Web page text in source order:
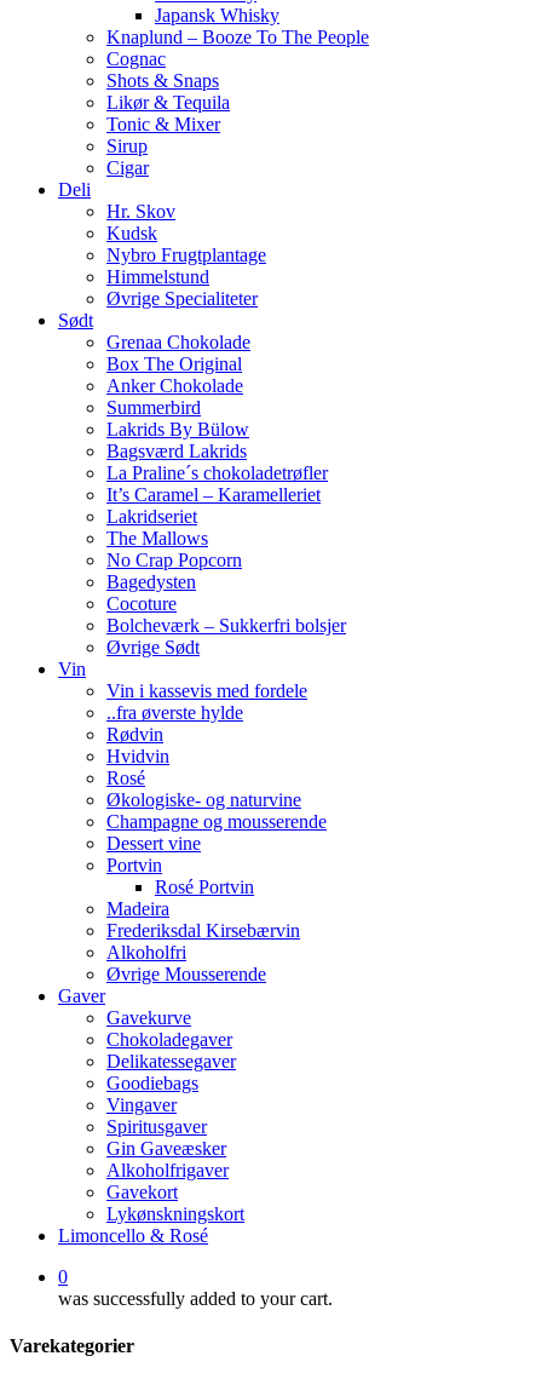
Japansk Whisky
Knaplund – Booze To The People
Cognac
Shots & Snaps
Likør & Tequila
Tonic & Mixer
Sirup
Cigar
Deli
Hr. Skov
Kudsk
Nybro Frugtplantage
Himmelstund
Øvrige Specialiteter
Sødt
Grenaa Chokolade
Box The Original
Anker Chokolade
Summerbird
Lakrids By Bülow
Bagsværd Lakrids
La Praline´s chokoladetrøfler
It’s Caramel – Karamelleriet
Lakridseriet
The Mallows
No Crap Popcorn
Bagedysten
Cocoture
Bolcheværk – Sukkerfri bolsjer
Øvrige Sødt
Vin
Vin i kassevis med fordele
..fra øverste hylde
Rødvin
Hvidvin
Rosé
Økologiske- og naturvine
Champagne og mousserende
Dessert vine
Portvin
Rosé Portvin
Madeira
Frederiksdal Kirsebærvin
Alkoholfri
Øvrige Mousserende
Gaver
Gavekurve
Chokoladegaver
Delikatessegaver
Goodiebags
Vingaver
Spiritusgaver
Gin Gaveæsker
Alkoholfrigaver
Gavekort
Lykønskningskort
Limoncello & Rosé
0
was successfully added to your cart.
Varekategorier